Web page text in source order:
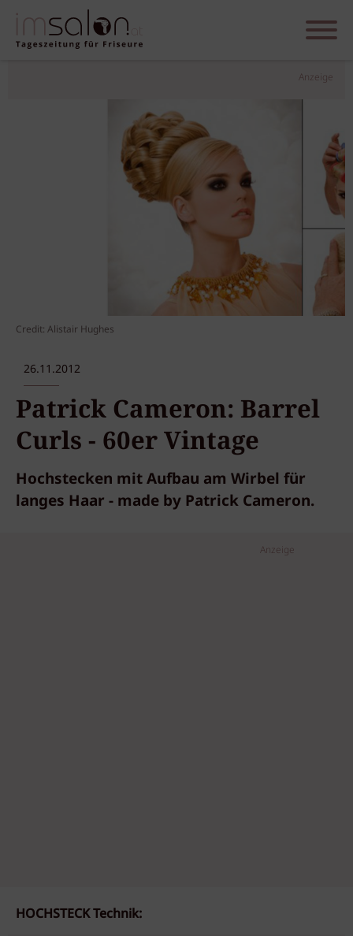
Anzeige
Credit: Alistair Hughes
26.11.2012
Patrick Cameron: Barrel
Curls - 60er Vintage
Hochstecken mit Aufbau am Wirbel für
langes Haar - made by Patrick Cameron.
Anzeige
HOCHSTECK Technik: